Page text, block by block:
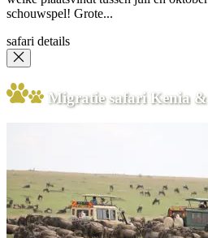
schouwspel! Grote...
safari details
Migratie safari Kenia